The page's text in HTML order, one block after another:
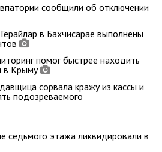
сообщили об отключении
в Бахчисарае выполнены
помог быстрее находить
в Крыму
сорвала кражу из кассы и
подозреваемого
седьмого этажа ликвидировали в